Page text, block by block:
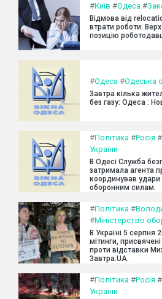
#Київ #Одеса #
Відмова від
втрати роботи:
позицію
#Одеса #Одеська
Завтра кілька
без газу: Одеса :
#Політика #Росія #
України
В Одесі Служба
затримала агента
координував удари
оборонним силам.
#Політика #
#Міністерство
В Україні 5 серпня
мітинги,
проти відставки
Завтра.UA.
#Політика #Росія #
України